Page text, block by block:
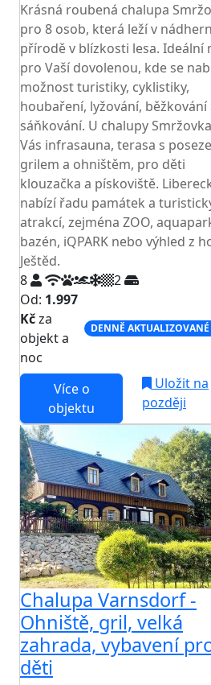
Krásná roubená chalupa
pro 8 osob, která leží v
přírodě v blízkosti lesa. Ideální
pro Vaší dovolenou, kde se
možnost turistiky, cyklistiky,
houbaření, lyžování, běžkování
sáňkování. U chalupy
Vás infrasauna, terasa s
grilem a ohništěm, pro děti
klouzačka a pískoviště.
nabízí řadu památek a
atrakcí, zejména ZOO,
bazén, iQPARK nebo výhled z
Ještěd.
8
2
Od: 1.997
Kčza
objekt a
noc
DENNĚ
Více o
objektu
Uložit na
později
Chalupa Varnsdorf -
Ohniště, gril, velká
zahrada, vybavení
děti